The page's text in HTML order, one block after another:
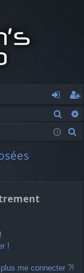
o
n
’e
nr
!
me connecter ?!